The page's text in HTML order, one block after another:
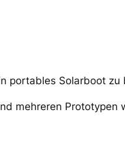
portables Solarboot zu
mehreren